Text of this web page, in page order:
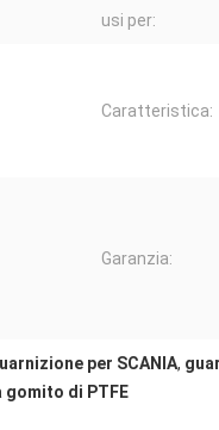
usi per:
Caratteristica:
Garanzia:
per SCANIA,
gomito di PTFE